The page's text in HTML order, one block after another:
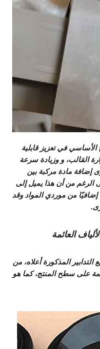
الأساسي في تعزيزقابلية
القالب، و وزيادة سرعة
إضافة مادة مركبة بين
الرغم من أن هذا يميل إلى
إضافيًا من موردي المواد وقد
العائمة
المذكورة أعلاه، من
على سطح المنتج، كما هو